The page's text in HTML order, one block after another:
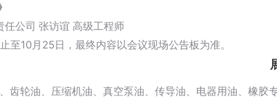
公司 张访谊 高级工程师
至10月25日，最终内容以会议现场公告板为准。
齿轮油、压缩机油、真空泵油、传导油、电器用油、橡胶